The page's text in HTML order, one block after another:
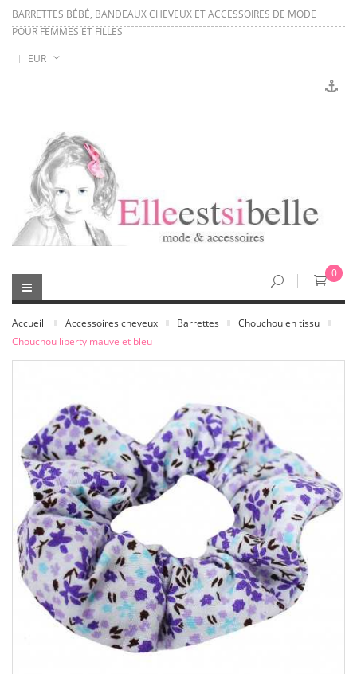
BARRETTES BÉBÉ, BANDEAUX CHEVEUX ET ACCESSOIRES DE MODE
POUR FEMMES ET FILLES
EUR
0
Accueil Accessoires cheveux Barrettes
Chouchou en tissu
Chouchou liberty mauve et bleu